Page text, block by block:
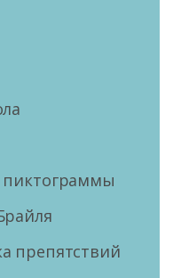
пиктограммы
препятствий